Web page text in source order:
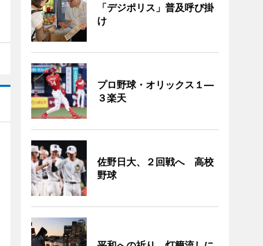
「デジポリス」普及呼び掛
け
プロ野球・オリックス１―
３楽天
佐野日大、２回戦へ 高校
野球